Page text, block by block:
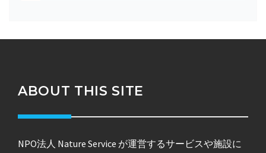
ABOUT THIS SITE
NPO法人 Nature Service が運営するサービスや施設に